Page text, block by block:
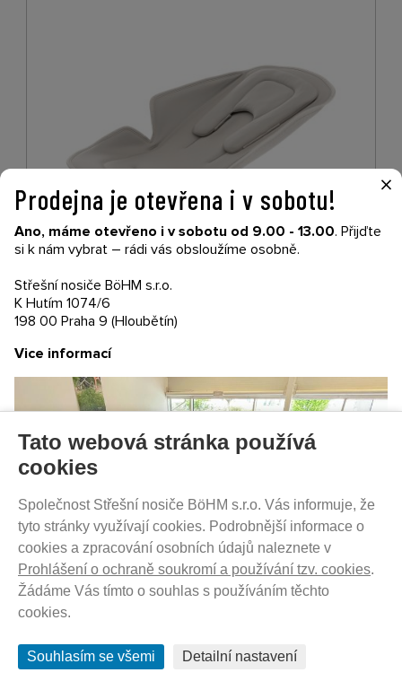
1 780Kč
Adaptér pro uchycení dětské sedačky Glide /
Urban Glide
Tato webová stránka používá
cookies
Společnost Střešní nosiče BöHM s.r.o. Vás informuje, že
tyto stránky využívají cookies. Podrobnější informace o
cookies a zpracování osobních údajů naleznete v
Prohlášení o ochraně soukromí a používání tzv. cookies.
Žádáme Vás tímto o souhlas s používáním těchto
cookies.
Souhlasím se všemi Detailní nastavení
×
Prodejna je otevřena i v sobotu!
Ano, máme otevřeno i v sobotu od 9.00 - 13.00. Přijďte
si k nám vybrat – rádi vás obsloužíme osobně.
Střešní nosiče BöHM s.r.o.
K Hutím 1074/6
198 00 Praha 9 (Hloubětín)
Vice informací